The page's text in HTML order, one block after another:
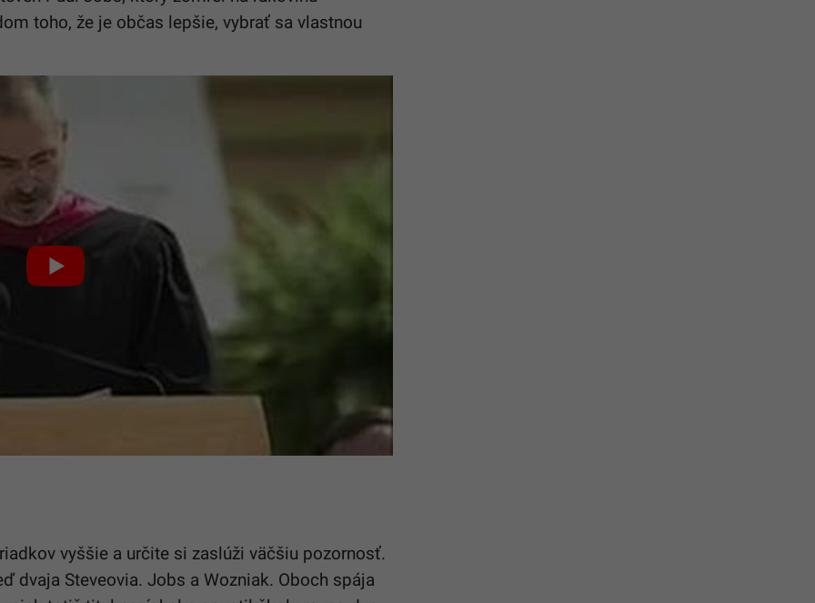
toho, že je občas lepšie, vybrať sa vlastnou
vyššie a určite si zaslúži väčšiu pozornosť.
dvaja Steveovia. Jobs a Wozniak. Oboch spája